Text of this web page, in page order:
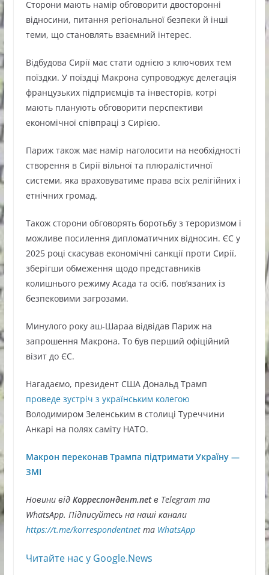
Сторони мають намір обговорити двосторонні
відносини, питання регіональної безпеки й інші
теми, що становлять взаємний інтерес.
Відбудова Сирії має стати однією з ключових тем
поїздки. У поїздці Макрона супроводжує делегація
французьких підприємців та інвесторів, котрі
мають планують обговорити перспективи
економічної співпраці з Сирією.
Париж також має намір наголосити на необхідності
створення в Сирії вільної та плюралістичної
системи, яка враховуватиме права всіх релігійних і
етнічних громад.
Також сторони обговорять боротьбу з тероризмом і
можливе посилення дипломатичних відносин. ЄС у
2025 році скасував економічні санкції проти Сирії,
зберігши обмеження щодо представників
колишнього режиму Асада та осіб, пов’язаних із
безпековими загрозами.
Минулого року аш-Шараа відвідав Париж на
запрошення Макрона. То був перший офіційний
візит до ЄС.
Нагадаємо, президент США Дональд Трамп
проведе зустріч з українським колегою
Володимиром Зеленським в столиці Туреччини
Анкарі на полях саміту НАТО.
Макрон переконав Трампа підтримати Україну —
ЗМІ
Новини відКорреспондент.netв Telegram та
WhatsApp. Підписуйтесь на наші канали
https://t.me/korrespondentnetта WhatsApp
Читайте нас у Google.News